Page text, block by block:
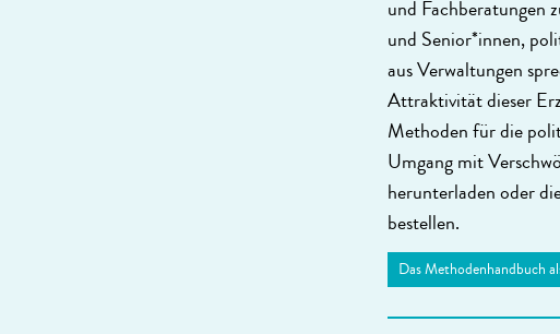
und Fachberatungen
und Senior*innen,
aus Verwaltungen
Attraktivität dieser
Methoden für die
Umgang mit
herunterladen oder
bestellen.
Das Methodenhandbuch